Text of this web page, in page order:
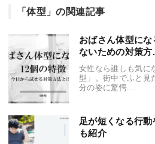
「体型」の関連記事
おばさん体型に
ないための対策方
女性なら誰しも気に
型」。街中でふと見
分の姿に驚愕...
足が短くなる行
も紹介